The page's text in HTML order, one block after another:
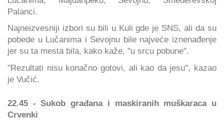
Palanci.
Najneizvesniji izbori su bili u Kuli gde je SNS, ali da su
pobede u Lučanima i Sevojnu bile najveće iznenađenje
jer su ta mesta bila, kako kaže, "u srcu pobune".
"Rezultati nisu konačno gotovi, ali kao da jesu", kazao
je Vučić.
22.45 - Sukob građana i maskiranih muškaraca u
Crvenki